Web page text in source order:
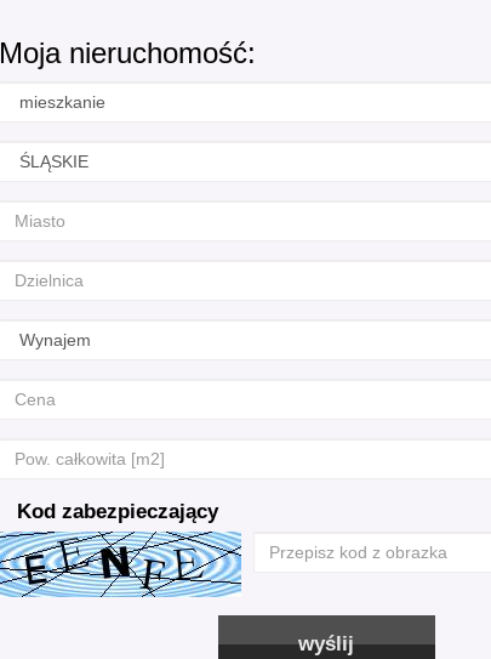
Moja nieruchomość:
Kod zabezpieczający